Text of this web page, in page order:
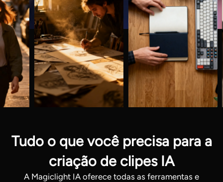
Tudo o que você precisa para a
criação de clipes IA
A Magiclight IA oferece todas as ferramentas e